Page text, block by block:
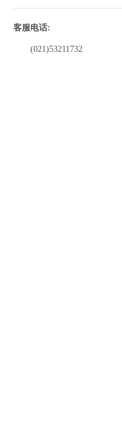
客服电话:
(021)53211732